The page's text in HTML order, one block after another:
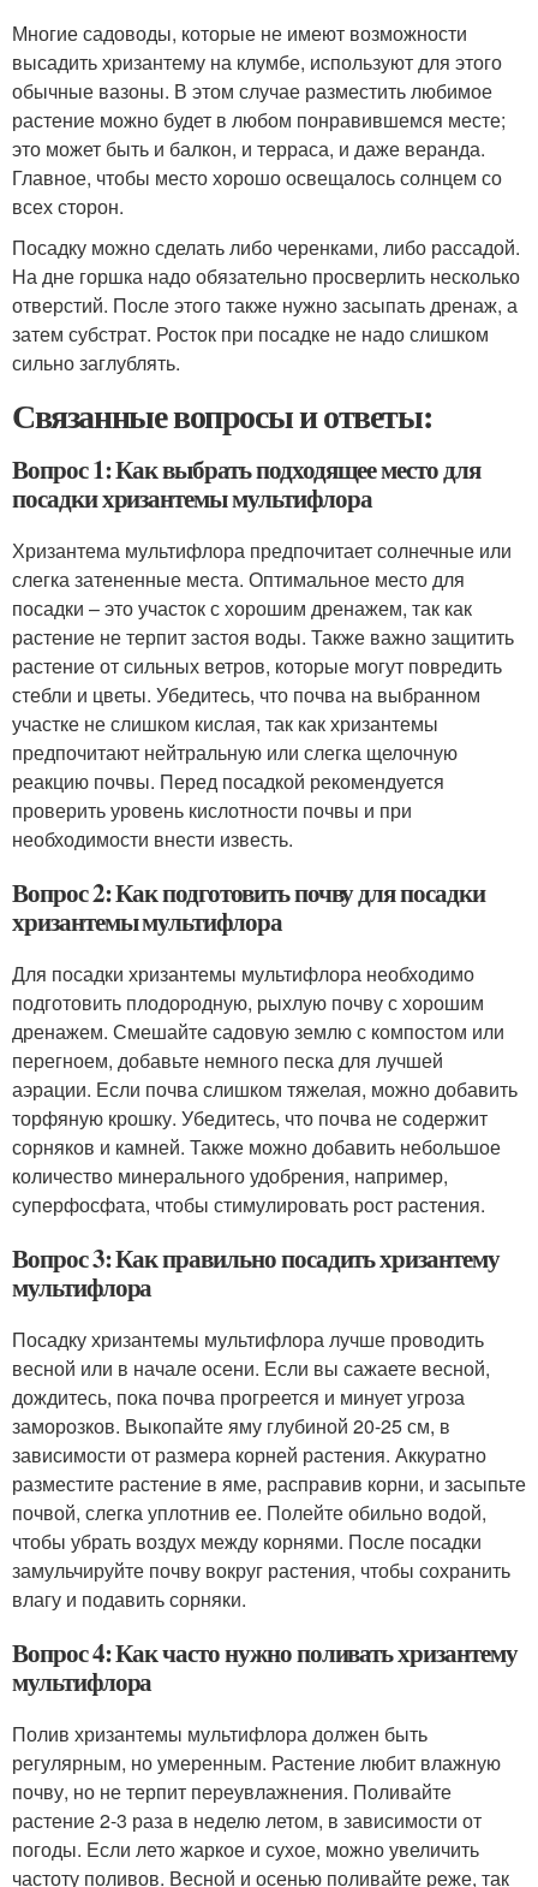
Многие садоводы, которые не имеют возможности
высадить хризантему на клумбе, используют для этого
обычные вазоны. В этом случае разместить любимое
растение можно будет в любом понравившемся месте;
это может быть и балкон, и терраса, и даже веранда.
Главное, чтобы место хорошо освещалось солнцем со
всех сторон.
Посадку можно сделать либо черенками, либо рассадой.
На дне горшка надо обязательно просверлить несколько
отверстий. После этого также нужно засыпать дренаж, а
затем субстрат. Росток при посадке не надо слишком
сильно заглублять.
Связанные вопросы и ответы:
Вопрос 1: Как выбрать подходящее место для
посадки хризантемы мультифлора
Хризантема мультифлора предпочитает солнечные или
слегка затененные места. Оптимальное место для
посадки – это участок с хорошим дренажем, так как
растение не терпит застоя воды. Также важно защитить
растение от сильных ветров, которые могут повредить
стебли и цветы. Убедитесь, что почва на выбранном
участке не слишком кислая, так как хризантемы
предпочитают нейтральную или слегка щелочную
реакцию почвы. Перед посадкой рекомендуется
проверить уровень кислотности почвы и при
необходимости внести известь.
Вопрос 2: Как подготовить почву для посадки
хризантемы мультифлора
Для посадки хризантемы мультифлора необходимо
подготовить плодородную, рыхлую почву с хорошим
дренажем. Смешайте садовую землю с компостом или
перегноем, добавьте немного песка для лучшей
аэрации. Если почва слишком тяжелая, можно добавить
торфяную крошку. Убедитесь, что почва не содержит
сорняков и камней. Также можно добавить небольшое
количество минерального удобрения, например,
суперфосфата, чтобы стимулировать рост растения.
Вопрос 3: Как правильно посадить хризантему
мультифлора
Посадку хризантемы мультифлора лучше проводить
весной или в начале осени. Если вы сажаете весной,
дождитесь, пока почва прогреется и минует угроза
заморозков. Выкопайте яму глубиной 20-25 см, в
зависимости от размера корней растения. Аккуратно
разместите растение в яме, расправив корни, и засыпьте
почвой, слегка уплотнив ее. Полейте обильно водой,
чтобы убрать воздух между корнями. После посадки
замульчируйте почву вокруг растения, чтобы сохранить
влагу и подавить сорняки.
Вопрос 4: Как часто нужно поливать хризантему
мультифлора
Полив хризантемы мультифлора должен быть
регулярным, но умеренным. Растение любит влажную
почву, но не терпит переувлажнения. Поливайте
растение 2-3 раза в неделю летом, в зависимости от
погоды. Если лето жаркое и сухое, можно увеличить
частоту поливов. Весной и осенью поливайте реже, так